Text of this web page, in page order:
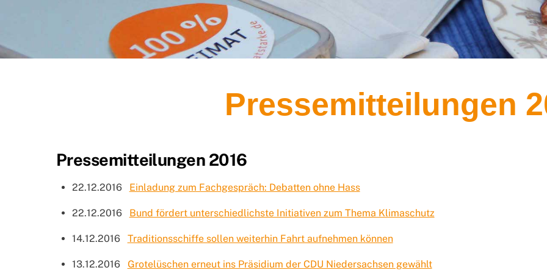
Pressemitteilungen
Pressemitteilungen 2016
22.12.2016 Einladung zum Fachgespräch: Debatten ohne Hass
22.12.2016 Bund fördert unterschiedlichste Initiativen zum Thema Klimaschutz
14.12.2016 Traditionsschiffe sollen weiterhin Fahrt aufnehmen können
13.12.2016 Grotelüschen erneut ins Präsidium der CDU Niedersachsen gewählt